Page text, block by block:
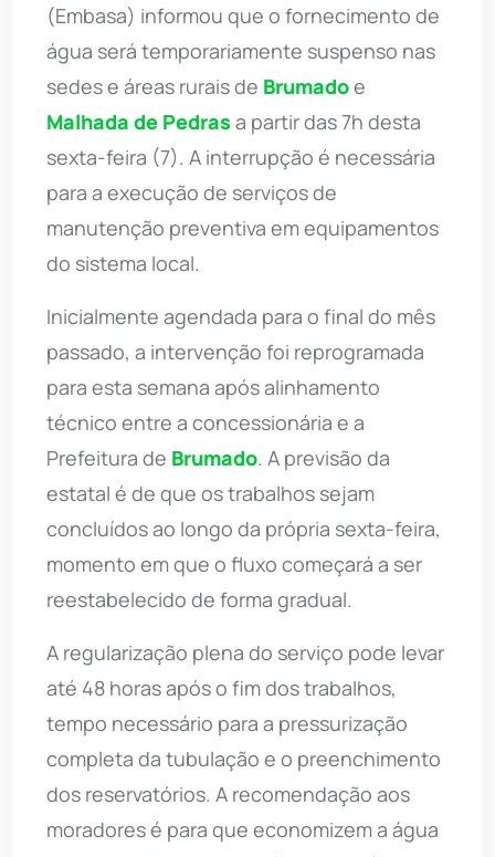
(Embasa) informou que o fornecimento de
água será temporariamente suspenso nas
sedes e áreas rurais de Brumadoe
Malhada de Pedras a partir das 7h desta
sexta-feira (7). A interrupção é necessária
para a execução de serviços de
manutenção preventiva em equipamentos
do sistema local.
Inicialmente agendada para o final do mês
passado, a intervenção foi reprogramada
para esta semana após alinhamento
técnico entre a concessionária e a
Prefeitura de Brumado. A previsão da
estatal é de que os trabalhos sejam
concluídos ao longo da própria sexta-feira,
momento em que o fluxo começará a ser
reestabelecido de forma gradual.
A regularização plena do serviço pode levar
até 48 horas após o fim dos trabalhos,
tempo necessário para a pressurização
completa da tubulação e o preenchimento
dos reservatórios. A recomendação aos
moradores é para que economizem a água